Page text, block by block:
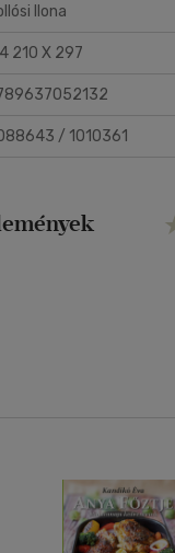
Ilona
210 X 297
/ 1010361